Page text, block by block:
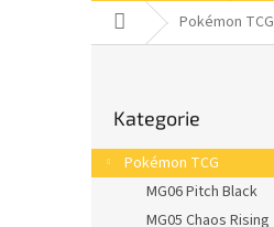
Domů Pokémon TCG
r
a
kategorie
Kategorie
Pokémon TCG
MG06 Pitch Black
MG05 Chaos Rising